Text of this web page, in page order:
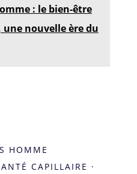
: le bien-être
nouvelle ère du
HOMME
CAPILLAIRE ·